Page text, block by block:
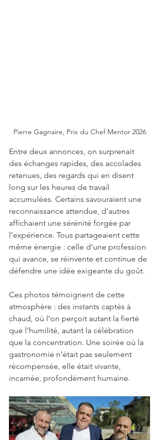
Pierre Gagnaire, Prix du Chef Mentor 2026
Entre deux annonces, on surprenait
des échanges rapides, des accolades
retenues, des regards qui en disent
long sur les heures de travail
accumulées. Certains savouraient une
reconnaissance attendue, d’autres
affichaient une sérénité forgée par
l’expérience. Tous partageaient cette
même énergie : celle d’une profession
qui avance, se réinvente et continue de
défendre une idée exigeante du goût.
Ces photos témoignent de cette
atmosphère : des instants captés à
chaud, où l’on perçoit autant la fierté
que l’humilité, autant la célébration
que la concentration. Une soirée où la
gastronomie n’était pas seulement
récompensée, elle était vivante,
incarnée, profondément humaine.